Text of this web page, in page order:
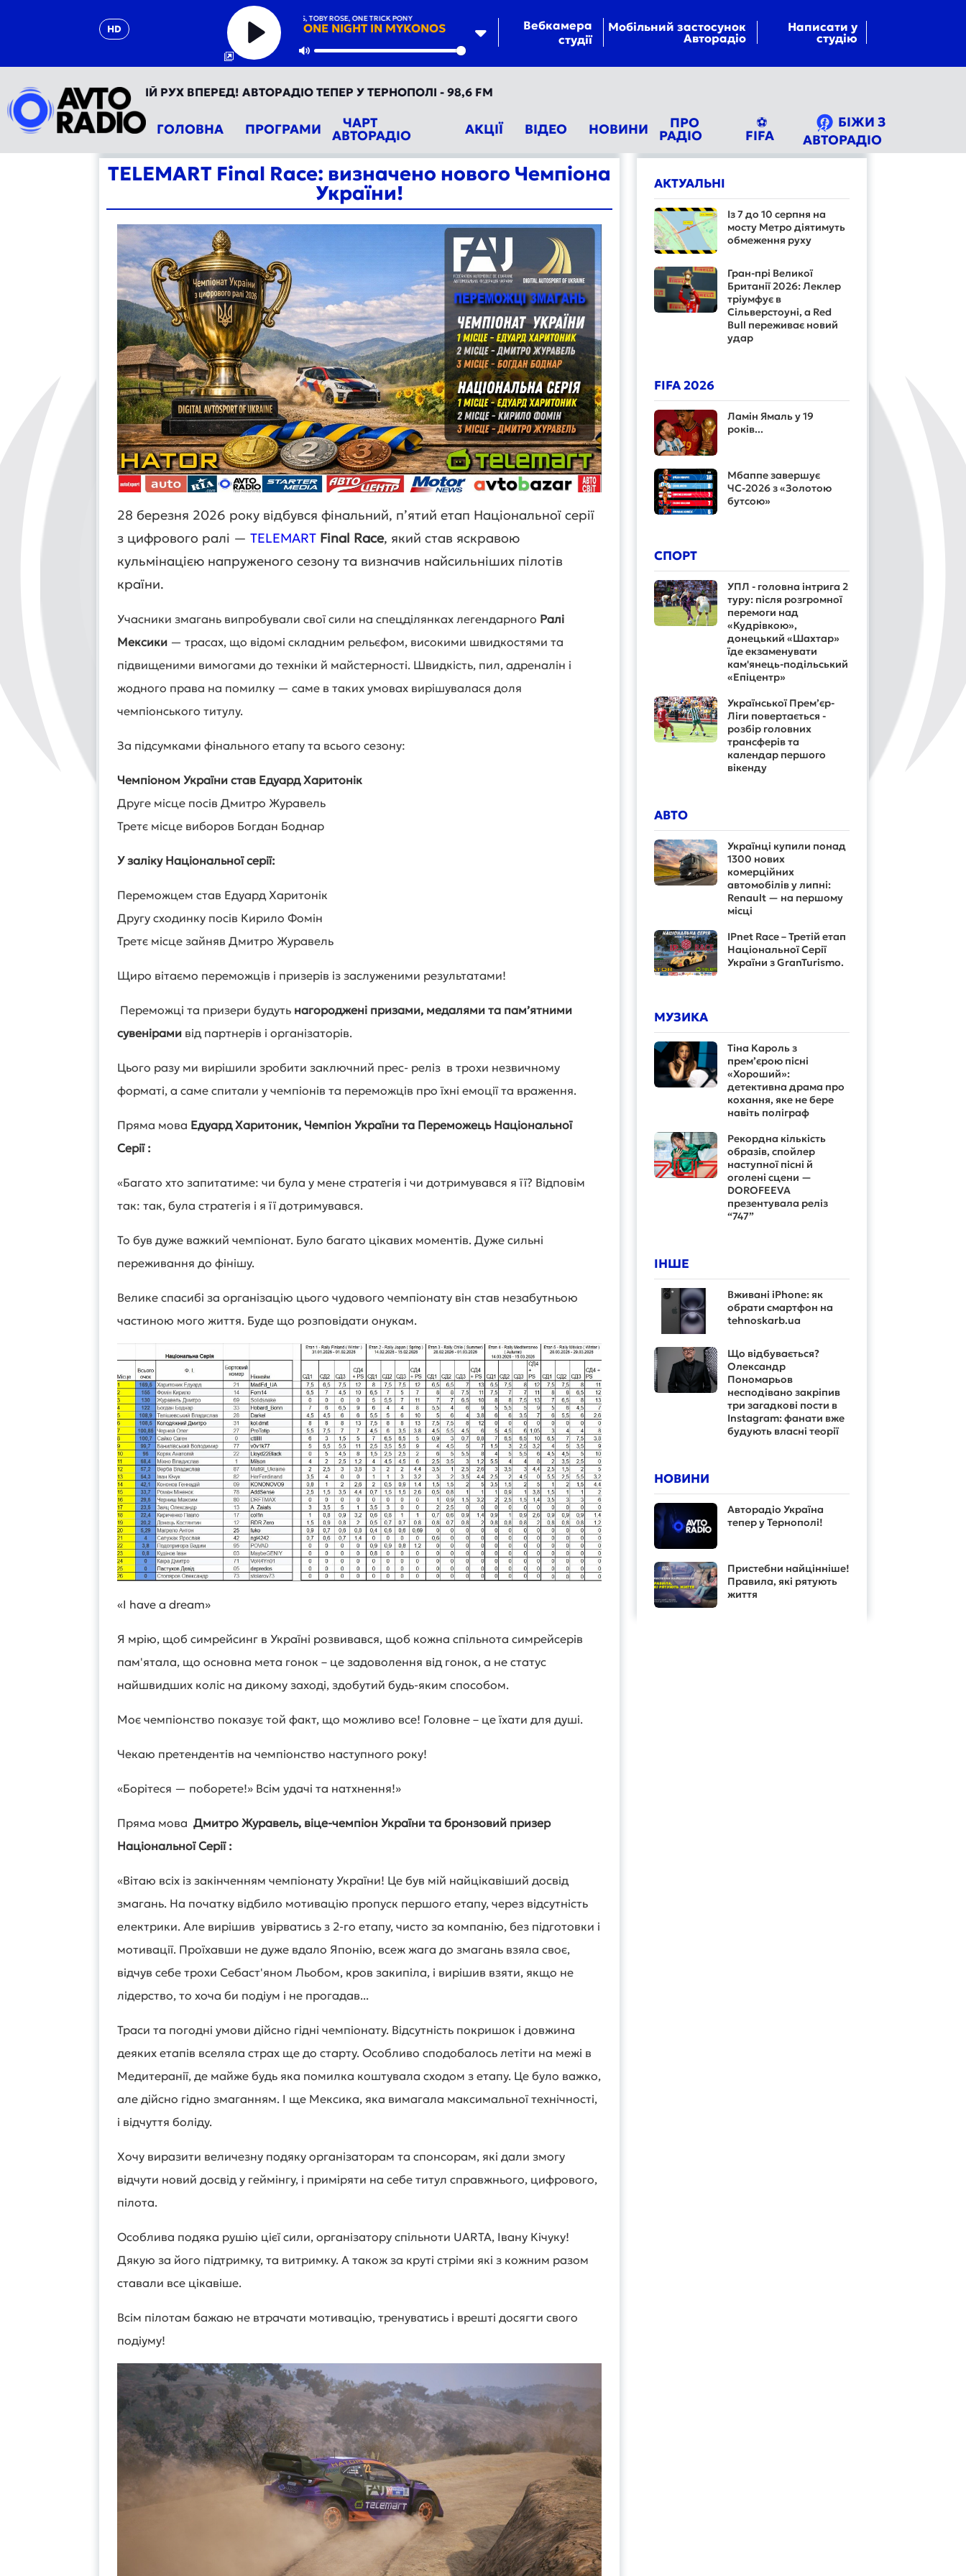
HD
TWOPILOTS, TOBY ROSE, ONE TRICK PONY
ONE NIGHT IN MYKONOS
Play
Mute
Вебкамера
студії
Мобільний застосунок
Авторадіо
Написати у
студію
УКРАЇНА - ТВІЙ РУХ ВПЕРЕД! АВТОРАДІО ТЕПЕР У ТЕРНОПОЛІ - 98,6 FM
ГОЛОВНА ПРОГРАМИ ЧАРТ
АВТОРАДІО АКЦІЇ ВІДЕО НОВИНИ ПРО
РАДІО
⚽
FIFA
БІЖИ З
АВТОРАДІО
TELEMART Final Race: визначено нового Чемпіона
України!
28 березня 2026 року відбувся фінальний, п’ятий етап Національної серії
з цифрового ралі — TELEMART Final Race, який став яскравою
кульмінацією напруженого сезону та визначив найсильніших пілотів
країни.
Учасники змагань випробували свої сили на спецділянках легендарного Ралі
Мексики — трасах, що відомі складним рельєфом, високими швидкостями та
підвищеними вимогами до техніки й майстерності. Швидкість, пил, адреналін і
жодного права на помилку — саме в таких умовах вирішувалася доля
чемпіонського титулу.
За підсумками фінального етапу та всього сезону:
Чемпіоном України став Едуард Харитонік
Друге місце посів Дмитро Журавель
Третє місце виборов Богдан Боднар
У заліку Національної серії:
Переможцем став Едуард Харитонік
Другу сходинку посів Кирило Фомін
Третє місце зайняв Дмитро Журавель
Щиро вітаємо переможців і призерів із заслуженими результатами!
Переможці та призери будуть нагороджені призами, медалями та пам’ятними
сувенірами від партнерів і організаторів.
Цього разу ми вирішили зробити заключний прес- реліз в трохи незвичному
форматі, а саме спитали у чемпіонів та переможців про їхні емоції та враження.
Пряма мова Едуард Харитоник, Чемпіон України та Переможець Національної
Серії :
«Багато хто запитатиме: чи була у мене стратегія і чи дотримувався я її? Відповім
так: так, була стратегія і я її дотримувався.
То був дуже важкий чемпіонат. Було багато цікавих моментів. Дуже сильні
переживання до фінішу.
Велике спасибі за організацію цього чудового чемпіонату він став незабутньою
частиною мого життя. Буде що розповідати онукам.
«I have a dream»
Я мрію, щоб симрейсинг в Україні розвивався, щоб кожна спільнота симрейсерів
пам'ятала, що основна мета гонок – це задоволення від гонок, а не статус
найшвидших коліс на дикому заході, здобутий будь-яким способом.
Моє чемпіонство показує той факт, що можливо все! Головне – це їхати для душі.
Чекаю претендентів на чемпіонство наступного року!
«Борітеся — поборете!» Всім удачі та натхнення!»
Пряма мова Дмитро Журавель, віце-чемпіон України та бронзовий призер
Національної Серії :
«Вітаю всіх із закінченням чемпіонату України! Це був мій найцікавіший досвід
змагань. На початку відбило мотивацію пропуск першого етапу, через відсутність
електрики. Але вирішив увірватись з 2-го етапу, чисто за компанію, без підготовки і
мотивації. Проїхавши не дуже вдало Японію, всеж жага до змагань взяла своє,
відчув себе трохи Себаст'яном Льобом, кров закипіла, і вирішив взяти, якщо не
лідерство, то хоча би подіум і не прогадав...
Траси та погодні умови дійсно гідні чемпіонату. Відсутність покришок і довжина
деяких етапів вселяла страх ще до старту. Особливо сподобалось летіти на межі в
Медитеранії, де майже будь яка помилка коштувала сходом з етапу. Це було важко,
але дійсно гідно змаганням. І ще Мексика, яка вимагала максимальної технічності,
і відчуття боліду.
Хочу виразити величезну подяку організаторам та спонсорам, які дали змогу
відчути новий досвід у геймінгу, і приміряти на себе титул справжнього, цифрового,
пілота.
Особлива подяка рушію цієї сили, організатору спільноти UARTA, Івану Кічуку!
Дякую за його підтримку, та витримку. А також за круті стріми які з кожним разом
ставали все цікавіше.
Всім пілотам бажаю не втрачати мотивацію, тренуватись і врешті досягти свого
подіуму!
АКТУАЛЬНІ
Із 7 до 10 серпня на
мосту Метро діятимуть
обмеження руху
Гран-прі Великої
Британії 2026: Леклер
тріумфує в
Сільверстоуні, а Red
Bull переживає новий
удар
FIFA 2026
Ламін Ямаль у 19
років...
Мбаппе завершує
ЧС-2026 з «Золотою
бутсою»
СПОРТ
УПЛ - головна інтрига 2
туру: після розгромної
перемоги над
«Кудрівкою»,
донецький «Шахтар»
їде екзаменувати
кам'янець-подільський
«Епіцентр»
Української Прем’єр-
Ліги повертається -
розбір головних
трансферів та
календар першого
вікенду
АВТО
Українці купили понад
1300 нових
комерційних
автомобілів у липні:
Renault — на першому
місці
IPnet Race – Третій етап
Національної Серії
України з GranTurismo.
МУЗИКА
Тіна Кароль з
прем’єрою пісні
«Хороший»:
детективна драма про
кохання, яке не бере
навіть поліграф
Рекордна кількість
образів, спойлер
наступної пісні й
оголені сцени —
DOROFEEVA
презентувала реліз
“747”
ІНШЕ
Вживані iPhone: як
обрати смартфон на
tehnoskarb.ua
Що відбувається?
Олександр
Пономарьов
несподівано закріпив
три загадкові пости в
Instagram: фанати вже
будують власні теорії
НОВИНИ
Авторадіо Україна
тепер у Тернополі!
Пристебни найцінніше!
Правила, які рятують
життя